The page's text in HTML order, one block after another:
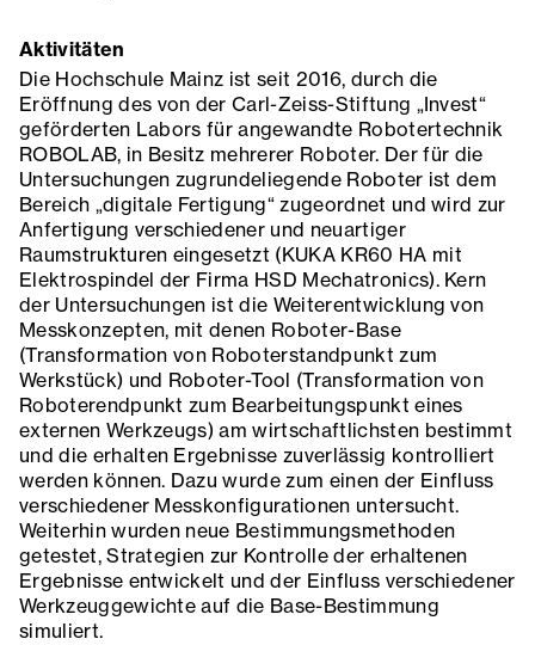
Aktivitäten
Die Hochschule Mainz ist seit 2016, durch die
Eröffnung des von der Carl-Zeiss-Stiftung „Invest“
geförderten Labors für angewandte Robotertechnik
ROBOLAB, in Besitz mehrerer Roboter. Der für die
Untersuchungen zugrundeliegende Roboter ist dem
Bereich „digitale Fertigung“ zugeordnet und wird zur
Anfertigung verschiedener und neuartiger
Raumstrukturen eingesetzt (KUKA KR60 HA mit
Elektrospindel der Firma HSD Mechatronics). Kern
der Untersuchungen ist die Weiterentwicklung von
Messkonzepten, mit denen Roboter-Base
(Transformation von Roboterstandpunkt zum
Werkstück) und Roboter-Tool (Transformation von
Roboterendpunkt zum Bearbeitungspunkt eines
externen Werkzeugs) am wirtschaftlichsten bestimmt
und die erhalten Ergebnisse zuverlässig kontrolliert
werden können. Dazu wurde zum einen der Einfluss
verschiedener Messkonfigurationen untersucht.
Weiterhin wurden neue Bestimmungsmethoden
getestet, Strategien zur Kontrolle der erhaltenen
Ergebnisse entwickelt und der Einfluss verschiedener
Werkzeuggewichte auf die Base-Bestimmung
simuliert.